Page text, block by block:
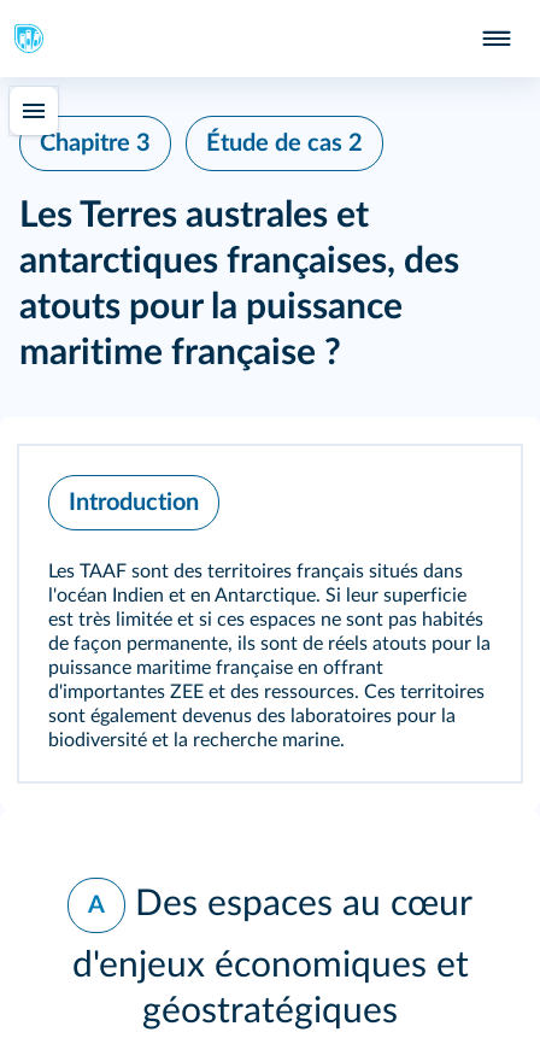
Chapitre 3 Étude de cas 2
Les Terres australes et
antarctiques françaises, des
atouts pour la puissance
maritime française ?
Introduction
Les TAAF sont des territoires français situés dans
l'océan Indien et en Antarctique. Si leur superficie
est très limitée et si ces espaces ne sont pas habités
de façon permanente, ils sont de réels atouts pour la
puissance maritime française en offrant
d'importantes ZEE et des ressources. Ces territoires
sont également devenus des laboratoires pour la
biodiversité et la recherche marine.
A
Des espaces au cœur
d'enjeux économiques et
géostratégiques